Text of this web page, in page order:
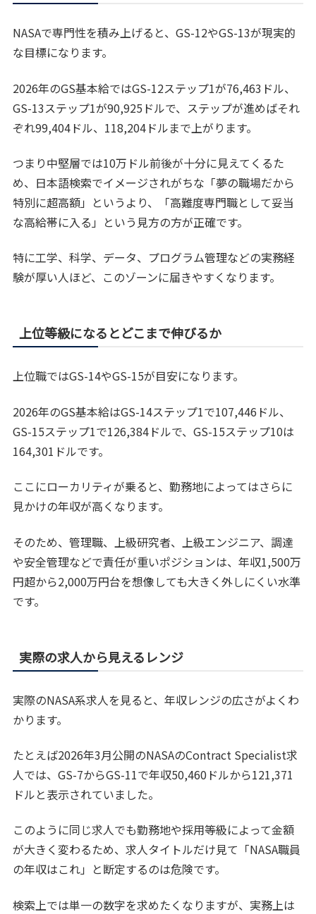
NASAで専門性を積み上げると、GS-12やGS-13が現実的
な目標になります。
2026年のGS基本給ではGS-12ステップ1が76,463ドル、
GS-13ステップ1が90,925ドルで、ステップが進めばそれ
ぞれ99,404ドル、118,204ドルまで上がります。
つまり中堅層では10万ドル前後が十分に見えてくるた
め、日本語検索でイメージされがちな「夢の職場だから
特別に超高額」というより、「高難度専門職として妥当
な高給帯に入る」という見方の方が正確です。
特に工学、科学、データ、プログラム管理などの実務経
験が厚い人ほど、このゾーンに届きやすくなります。
上位等級になるとどこまで伸びるか
上位職ではGS-14やGS-15が目安になります。
2026年のGS基本給はGS-14ステップ1で107,446ドル、
GS-15ステップ1で126,384ドルで、GS-15ステップ10は
164,301ドルです。
ここにローカリティが乗ると、勤務地によってはさらに
見かけの年収が高くなります。
そのため、管理職、上級研究者、上級エンジニア、調達
や安全管理などで責任が重いポジションは、年収1,500万
円超から2,000万円台を想像しても大きく外しにくい水準
です。
実際の求人から見えるレンジ
実際のNASA系求人を見ると、年収レンジの広さがよくわ
かります。
たとえば2026年3月公開のNASAのContract Specialist求
人では、GS-7からGS-11で年収50,460ドルから121,371
ドルと表示されていました。
このように同じ求人でも勤務地や採用等級によって金額
が大きく変わるため、求人タイトルだけ見て「NASA職員
の年収はこれ」と断定するのは危険です。
検索上では単一の数字を求めたくなりますが、実務上は